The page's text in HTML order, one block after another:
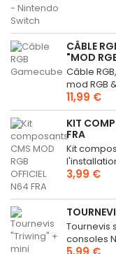
CÂBLE
"MOD
Câble
mod RGB
11,99 €
KIT
FRA
Kit
3,99 €
Tournevis
consoles